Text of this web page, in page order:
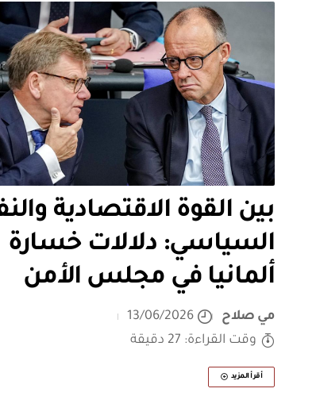
بين القوة الاقتصادية
السياسي: دلالات خسارة
ألمانيا في مجلس الأمن
مي صلاح
13/06/2026
وقت القراءة: 27 دقيقة
أقرأ المزيد